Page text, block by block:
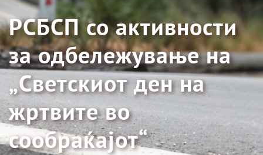
РСБСП со активности
за одбележување на
„Светскиот ден на
жртвите во
сообраќајот“